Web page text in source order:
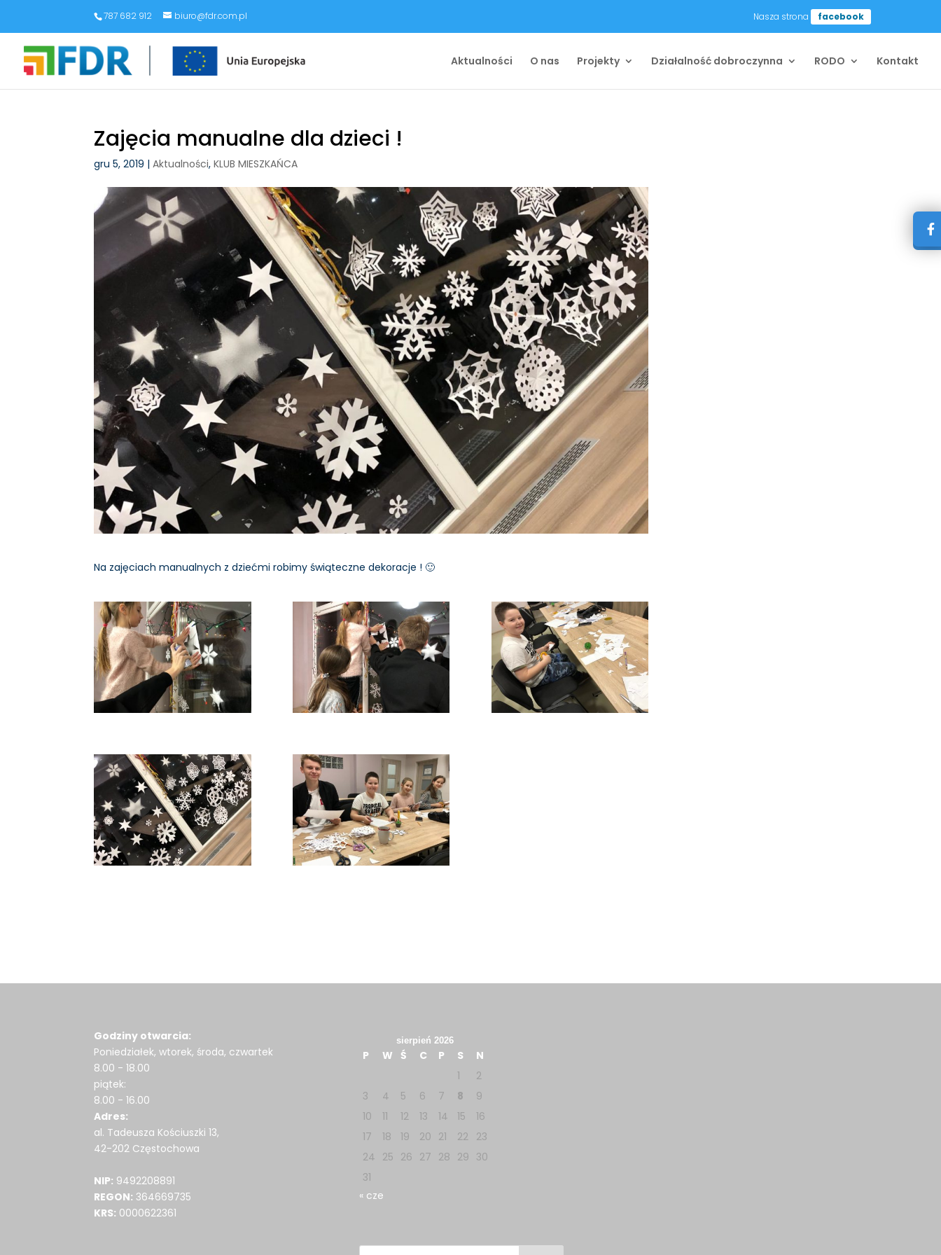
787 682 912 biuro@fdr.com.pl Nasza strona facebook
Aktualności O nas Projekty Działalność dobroczynna RODO Kontakt
Zajęcia manualne dla dzieci !
gru 5, 2019 |Aktualności,KLUB MIESZKAŃCA
Na zajęciach manualnych z dziećmi robimy świąteczne dekoracje ! 🙂
Godziny otwarcia:
Poniedziałek, wtorek, środa, czwartek
8.00 - 18.00
piątek:
8.00 - 16.00
Adres:
al. Tadeusza Kościuszki 13,
42-202 Częstochowa
NIP: 9492208891
REGON: 364669735
KRS: 0000622361
sierpień 2026
P W Ś C P S
N
1
2
3
4 5 6 7 8
9
10
11 12 13 14 15
16
17
18 19 20 21 22
23
24 25 26 27 28 29 30
31
« cze